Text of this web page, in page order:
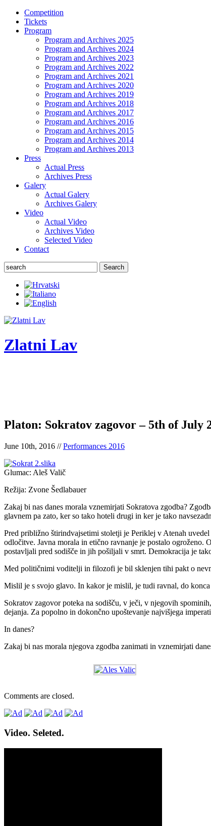
Competition
Tickets
Program
Program and Archives 2025
Program and Archives 2024
Program and Archives 2023
Program and Archives 2022
Program and Archives 2021
Program and Archives 2020
Program and Archives 2019
Program and Archives 2018
Program and Archives 2017
Program and Archives 2016
Program and Archives 2015
Program and Archives 2014
Program and Archives 2013
Press
Actual Press
Archives Press
Galery
Actual Galery
Archives Galery
Video
Actual Video
Archives Video
Selected Video
Contact
Search
Zlatni Lav
Platon: Sokratov zagovor – 5th of July
June 10th, 2016 //Performances 2016
Glumac: Aleš Valič
Režija: Zvone Šedlabauer
Zakaj bi nas danes morala vznemirjati Sokratova zgodba?
glavnem pa zato, ker so tako hoteli drugi in ker je tako
Pred približno štirindvajsetimi stoletji je Periklej v Atenah
odločitve. Javna morala in etično ravnanje je postalo ogroženo.
postavljali pred sodišče in jih pošiljali v smrt. Demokracija je
Med političnimi voditelji in filozofi je bil sklenjen tihi pakt o
Mislil je s svojo glavo. In kakor je mislil, je tudi ravnal, do
Sokratov zagovor poteka na sodišču, v ječi, v njegovih
dejanja. Za popolno in dokončno upoštevanje najvišjega
In danes?
Zakaj bi nas morala njegova zgodba zanimati in vznemirjati
Comments are closed.
Video. Seleted.